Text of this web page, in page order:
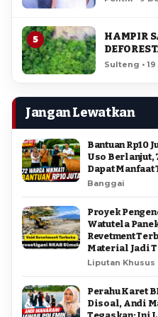
5
HAMPIR
LORE
Sulteng • 19
Jangan Lewatkan
Bantuan Rp10
Uso Berlanjut,
Dapat Manfaat
Banggai
Proyek
Watutela
Revetment
Material Jadi
Liputan Khusus
Perahu Karet
Disoal, Andi